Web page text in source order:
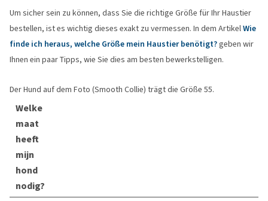
Um sicher sein zu können, dass Sie die richtige Größe für Ihr Haustier
bestellen, ist es wichtig dieses exakt zu vermessen. In dem ArtikelWie
finde ich heraus, welche Größe mein Haustier benötigt?geben wir
Ihnen ein paar Tipps, wie Sie dies am besten bewerkstelligen.
Der Hund auf dem Foto (Smooth Collie) trägt die Größe 55.
Welke
maat
heeft
mijn
hond
nodig?